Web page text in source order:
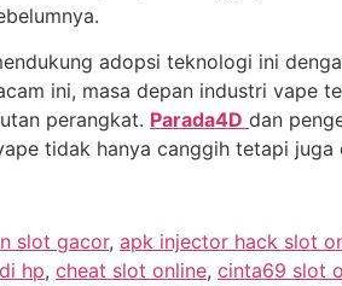
adopsi teknologi ini
ini, masa depan industri vape
perangkat. Parada4D dan
tidak hanya canggih tetapi juga
slot gacor, apk injector hack slot
hp, cheat slot online, cinta69 slot